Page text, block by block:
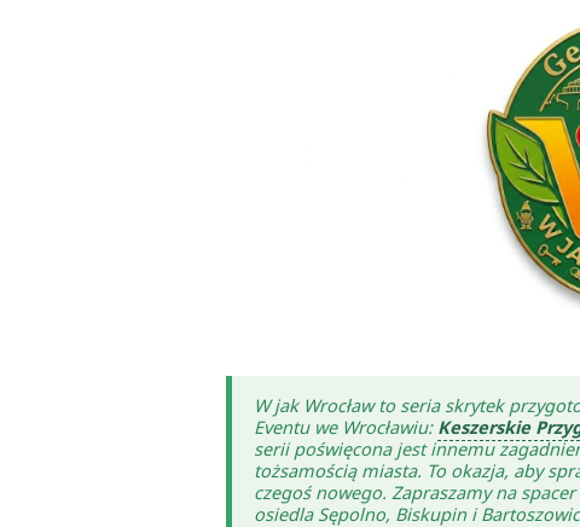
W jak Wrocław to seria skrytek
Eventu we Wrocławiu: Keszerskie
serii poświęcona jest innemu
tożsamością miasta. To okazja, aby
czegoś nowego. Zapraszamy na
osiedla Sępolno, Biskupin i